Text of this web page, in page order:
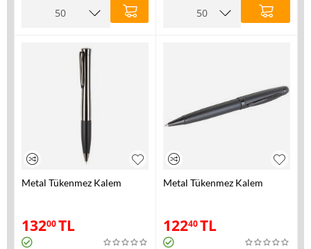
Metal Tükenmez Kalem
13200TL
Metal Tükenmez Kalem
12240TL